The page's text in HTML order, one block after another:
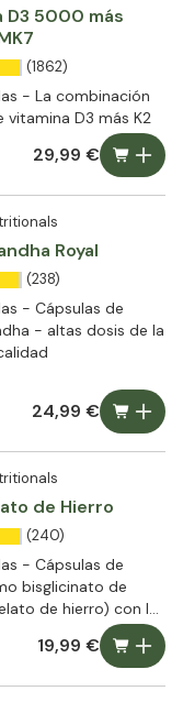
D3 5000 más
(1862)
- La combinación
vitamina D3 más K2
29,99 €
Royal
(238)
- Cápsulas de
- altas dosis de la
24,99 €
de Hierro
(240)
- Cápsulas de
bisglicinato de
de hierro) con la
19,99 €